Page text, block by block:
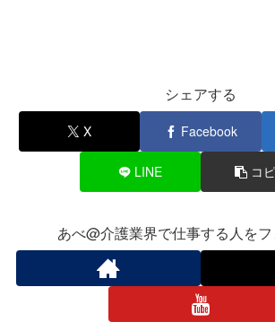
シェアする
X Facebook
LINE コ
あべ@介護業界で仕事する人を